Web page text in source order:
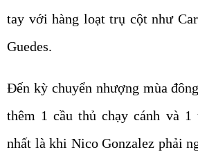
tay với hàng loạt trụ cột như
Guedes.
Đến kỳ chuyển nhượng mùa
thêm 1 cầu thủ chạy cánh và
nhất là khi Nico Gonzalez phải